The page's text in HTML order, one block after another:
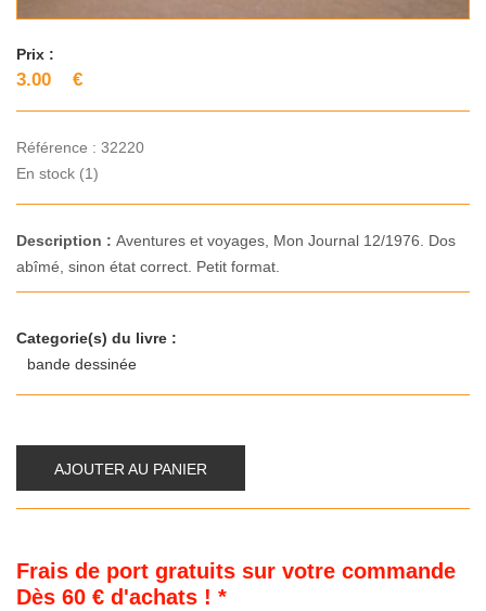
Prix :
3.00 €
Référence : 32220
En stock (1)
Description : Aventures et voyages, Mon Journal 12/1976. Dos
abîmé, sinon état correct. Petit format.
Categorie(s) du livre :
bande dessinée
AJOUTER AU PANIER
Frais de port gratuits sur votre commande
Dès 60 € d'achats ! *